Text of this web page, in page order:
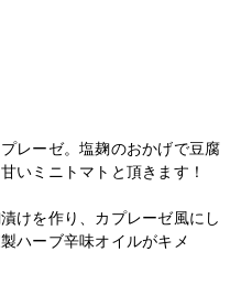
レーゼ。塩麹のおかげで豆腐
いミニトマトと頂きます！
けを作り、カプレーゼ風にし
ハーブ辛味オイルがキメ